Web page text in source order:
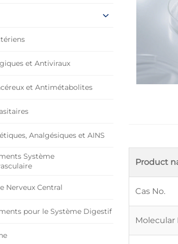
et Antiviraux
et Antimétabolites
Analgésiques et AINS
Système
Nerveux Central
pour le Système Digestif
Product
Cas No.
Molecular